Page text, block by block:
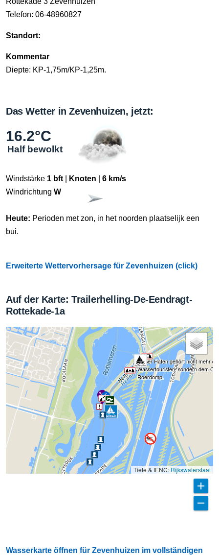
Telefon: 06-48960827
Standort:
Kommentar
Diepte: KP-1,75m/KP-1,25m.
Das Wetter in Zevenhuizen, jetzt:
16.2°C
Half bewolkt
Windstärke 1 bft Knoten
6 km/s
Windrichtung W
Heute: Perioden met zon, in het noorden plaatselijk een
bui.
Erweiterte Wettervorhersage für Zevenhuizen (click)
Auf der Karte: Trailerhelling-De-Eendragt-
Rottekade-1a
Dieser Hafen gehört nicht mehr
Wassertouristen, sondern dem
Roerdomp.
Tiefe & IENC: Rijkswaterstaat
Wasserkarte öffnen für Zevenhuizen im vollständigen